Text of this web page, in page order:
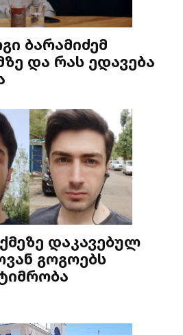
ბარამიძემ
და რას ედავება
დაკავებულ
გოგოებს